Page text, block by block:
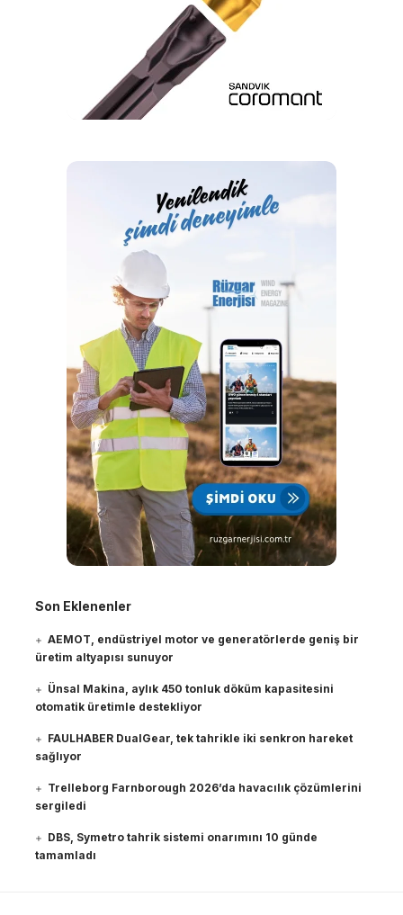
Son Eklenenler
AEMOT, endüstriyel motor ve generatörlerde geniş bir
üretim altyapısı sunuyor
Ünsal Makina, aylık 450 tonluk döküm kapasitesini
otomatik üretimle destekliyor
FAULHABER DualGear, tek tahrikle iki senkron hareket
sağlıyor
Trelleborg Farnborough 2026’da havacılık çözümlerini
sergiledi
DBS, Symetro tahrik sistemi onarımını 10 günde
tamamladı